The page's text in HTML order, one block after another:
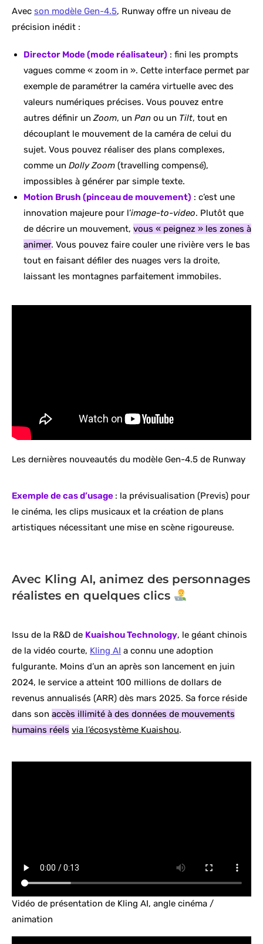
Avec son modèle Gen-4.5, Runway offre un niveau de
précision inédit :
Director Mode (mode réalisateur) : fini les prompts
vagues comme « zoom in ». Cette interface permet par
exemple de paramétrer la caméra virtuelle avec des
valeurs numériques précises. Vous pouvez entre
autres définir unZoom, un Pan ou un Tilt, tout en
découplant le mouvement de la caméra de celui du
sujet. Vous pouvez réaliser des plans complexes,
comme un Dolly Zoom (travelling compensé),
impossibles à générer par simple texte.
Motion Brush (pinceau de mouvement) : c’est une
innovation majeure pour l’image-to-video. Plutôt que
de décrire un mouvement, vous « peignez » les zones à
animer. Vous pouvez faire couler une rivière vers le bas
tout en faisant défiler des nuages vers la droite,
laissant les montagnes parfaitement immobiles.
Les dernières nouveautés du modèle Gen-4.5 de Runway
Exemple de cas d’usage : la prévisualisation (Previs) pour
le cinéma, les clips musicaux et la création de plans
artistiques nécessitant une mise en scène rigoureuse.
Avec Kling AI, animez des personnages
réalistes en quelques clics
Issu de la R&D de Kuaishou Technology, le géant chinois
de la vidéo courte, Kling AI a connu une adoption
fulgurante. Moins d’un an après son lancement en juin
2024, le service a atteint 100 millions de dollars de
revenus annualisés (ARR) dès mars 2025. Sa force réside
dans son accès illimité à des données de mouvements
humains réels via l’écosystème Kuaishou.
Vidéo de présentation de Kling AI, angle cinéma /
animation